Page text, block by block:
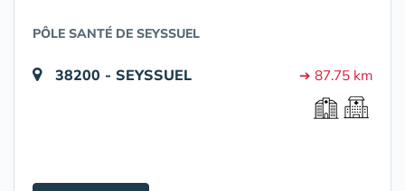
PÔLE SANTÉ DE SEYSSUEL
38200 - SEYSSUEL ➔ 87.75 km